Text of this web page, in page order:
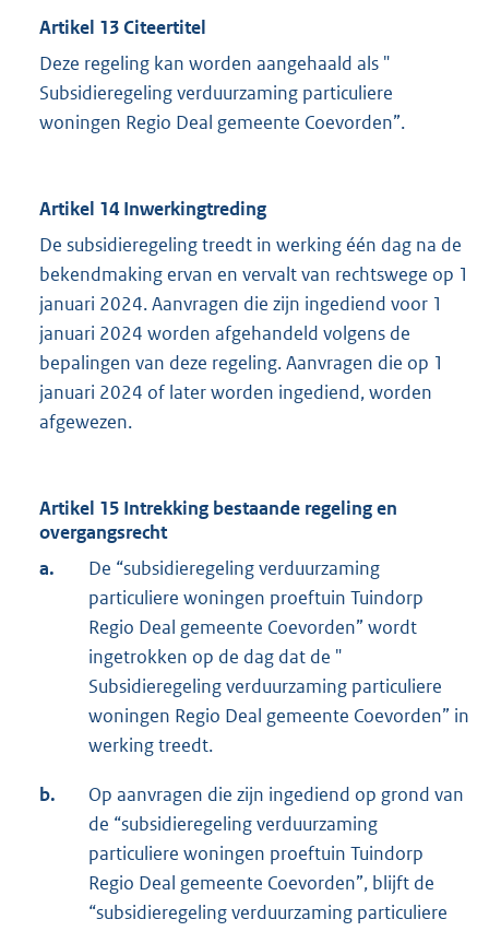
Artikel 13 Citeertitel
Deze regeling kan worden aangehaald als "
Subsidieregeling verduurzaming particuliere
woningen Regio Deal gemeente Coevorden”.
Artikel 14 Inwerkingtreding
De subsidieregeling treedt in werking één dag na de
bekendmaking ervan en vervalt van rechtswege op 1
januari 2024. Aanvragen die zijn ingediend voor 1
januari 2024 worden afgehandeld volgens de
bepalingen van deze regeling. Aanvragen die op 1
januari 2024 of later worden ingediend, worden
afgewezen.
Artikel 15 Intrekking bestaande regeling en
overgangsrecht
a.
De “subsidieregeling verduurzaming
particuliere woningen proeftuin Tuindorp
Regio Deal gemeente Coevorden” wordt
ingetrokken op de dag dat de "
Subsidieregeling verduurzaming particuliere
woningen Regio Deal gemeente Coevorden” in
werking treedt.
b.
Op aanvragen die zijn ingediend op grond van
de “subsidieregeling verduurzaming
particuliere woningen proeftuin Tuindorp
Regio Deal gemeente Coevorden”, blijft de
“subsidieregeling verduurzaming particuliere